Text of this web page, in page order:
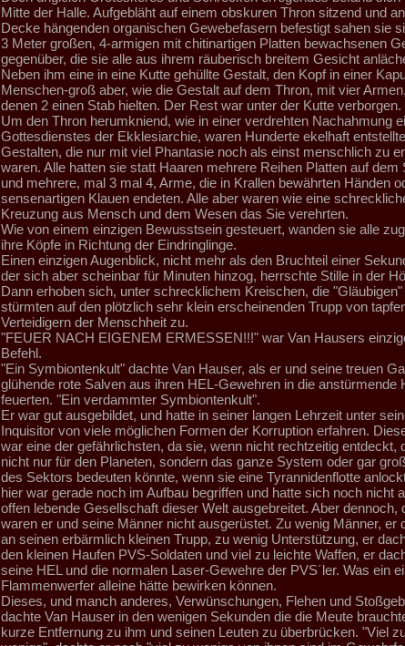
Mitte der Halle. Aufgebläht auf einem obskuren Thron sitzend und
Decke hängenden organischen Gewebefasern befestigt sahen sie
3 Meter großen, 4-armigen mit chitinartigen Platten bewachsenen
gegenüber, die sie alle aus ihrem räuberisch breitem Gesicht
Neben ihm eine in eine Kutte gehüllte Gestalt, den Kopf in einer
Menschen-groß aber, wie die Gestalt auf dem Thron, mit vier
denen 2 einen Stab hielten. Der Rest war unter der Kutte verborgen.
Um den Thron herumkniend, wie in einer verdrehten Nachahmung
Gottesdienstes der Ekklesiarchie, waren Hunderte ekelhaft entstellte
Gestalten, die nur mit viel Phantasie noch als einst menschlich zu
waren. Alle hatten sie statt Haaren mehrere Reihen Platten auf dem
und mehrere, mal 3 mal 4, Arme, die in Krallen bewährten Händen
sensenartigen Klauen endeten. Alle aber waren wie eine
Kreuzung aus Mensch und dem Wesen das Sie verehrten.
Wie von einem einzigen Bewusstsein gesteuert, wanden sie alle
ihre Köpfe in Richtung der Eindringlinge.
Einen einzigen Augenblick, nicht mehr als den Bruchteil einer
der sich aber scheinbar für Minuten hinzog, herrschte Stille in der
Dann erhoben sich, unter schrecklichem Kreischen, die "Gläubigen"
stürmten auf den plötzlich sehr klein erscheinenden Trupp von
Verteidigern der Menschheit zu.
"FEUER NACH EIGENEM ERMESSEN!!!" war Van Hausers
Befehl.
"Ein Symbiontenkult" dachte Van Hauser, als er und seine treuen
glühende rote Salven aus ihren HEL-Gewehren in die anstürmende
feuerten. "Ein verdammter Symbiontenkult".
Er war gut ausgebildet, und hatte in seiner langen Lehrzeit unter
Inquisitor von viele möglichen Formen der Korruption erfahren.
war eine der gefährlichsten, da sie, wenn nicht rechtzeitig entdeckt,
nicht nur für den Planeten, sondern das ganze System oder gar
des Sektors bedeuten könnte, wenn sie eine Tyrannidenflotte
hier war gerade noch im Aufbau begriffen und hatte sich noch nicht
offen lebende Gesellschaft dieser Welt ausgebreitet. Aber dennoch,
waren er und seine Männer nicht ausgerüstet. Zu wenig Männer, er
an seinen erbärmlich kleinen Trupp, zu wenig Unterstützung, er
den kleinen Haufen PVS-Soldaten und viel zu leichte Waffen, er
seine HEL und die normalen Laser-Gewehre der PVS´ler. Was ein
Flammenwerfer alleine hätte bewirken können.
Dieses, und manch anderes, Verwünschungen, Flehen und
dachte Van Hauser in den wenigen Sekunden die die Meute
kurze Entfernung zu ihm und seinen Leuten zu überbrücken. "Viel